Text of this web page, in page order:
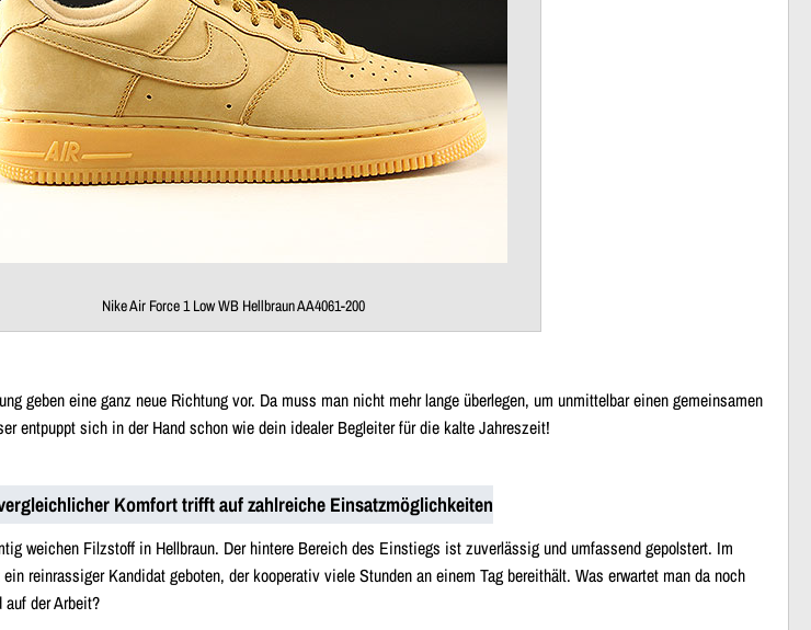
Nike Air Force 1 Low WB Hellbraun AA4061-200
geben eine ganz neue Richtung vor. Da muss man nicht mehr lange überlegen, um unmittelbar einen gemeinsamen
entpuppt sich in der Hand schon wie dein idealer Begleiter für die kalte Jahreszeit!
Komfort trifft auf zahlreiche Einsatzmöglichkeiten
weichen Filzstoff in Hellbraun. Der hintere Bereich des Einstiegs ist zuverlässig und umfassend gepolstert. Im
reinrassiger Kandidat geboten, der kooperativ viele Stunden an einem Tag bereithält. Was erwartet man da noch
auf der Arbeit?